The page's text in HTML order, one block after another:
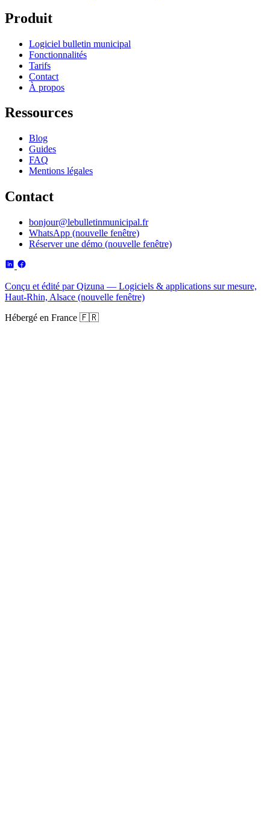
Produit
Logiciel bulletin municipal
Fonctionnalités
Tarifs
Contact
À propos
Ressources
Blog
Guides
FAQ
Mentions légales
Contact
bonjour@lebulletinmunicipal.fr
WhatsApp (nouvelle fenêtre)
Réserver une démo (nouvelle fenêtre)
Conçu et édité par Qizuna — Logiciels & applications sur mesure,
Haut-Rhin, Alsace (nouvelle fenêtre)
Hébergé en France 🇫🇷